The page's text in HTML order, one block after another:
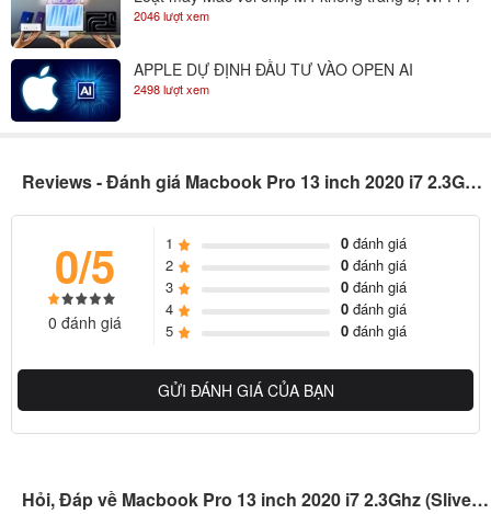
Lần đầu tiên bạn có thể nâng cấp gấp đôi dung lượng RAM của
này kèm với CPU mới được tích hợp cùng nó có thể đáp ứng nhanh
hơn 50% nhu cầu công việc về Đồ Hoạ so với phiên bản cũ. Và
hiệu năng làm việc đáng kinh ngạc hơn với trên các máy tính ảo.
2046 lượt xem
APPLE DỰ ĐỊNH ĐẦU TƯ VÀO OPEN AI
2498 lượt xem
Reviews - Đánh giá Macbook Pro 13 inch 2020 i7 2.3Ghz (Sliver|Gray)
0/5
0 đánh giá
1 0đánh giá
2
0đánh giá
3
0đánh giá
4
0đánh giá
5
0đánh giá
GỬI ĐÁNH GIÁ CỦA BẠN
Hỏi, Đáp về Macbook Pro 13 inch 2020 i7 2.3Ghz (Sliver|Gray)